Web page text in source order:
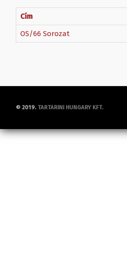
Cím
OS/66 Sorozat
© 2019. TARTARINI HUNGARY KFT.